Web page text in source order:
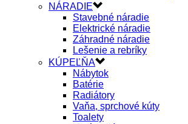
NÁRADIE
Stavebné náradie
Elektrické náradie
Záhradné náradie
Lešenie a rebríky
KÚPEĽŇA
Nábytok
Batérie
Radiátory
Vaňa, sprchové kúty
Toalety